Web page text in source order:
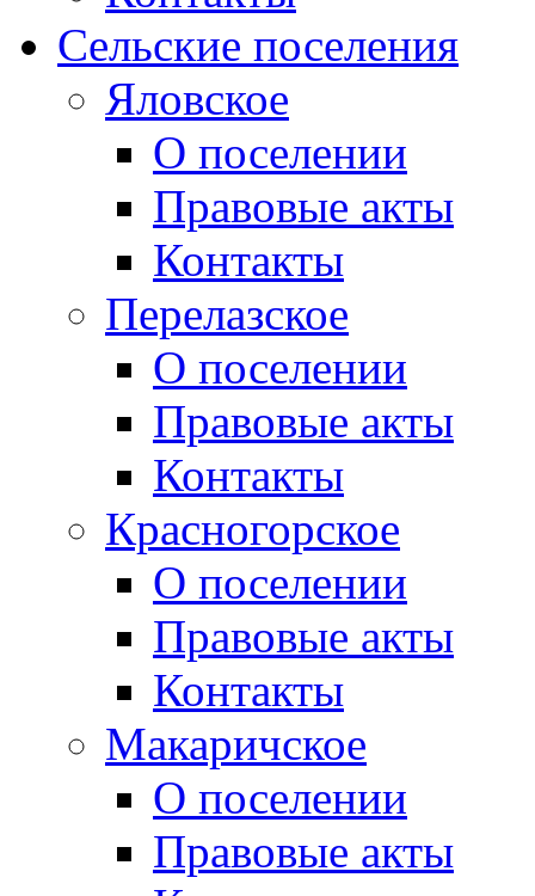
Сельские поселения
Яловское
О поселении
Правовые акты
Контакты
Перелазское
О поселении
Правовые акты
Контакты
Красногорское
О поселении
Правовые акты
Контакты
Макаричское
О поселении
Правовые акты